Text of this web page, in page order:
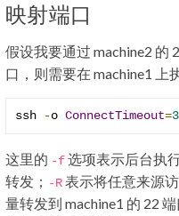
映射端口
假设我要通过 machine2 的
口，则需要在 machine1 上
ssh -o ConnectTimeout=3
这里的 -f选项表示后台执行
转发； -R表示将任意来源
量转发到 machine1 的 22